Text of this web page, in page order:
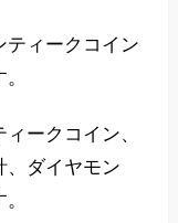
ティークコイン
ークコイン、
、ダイヤモン